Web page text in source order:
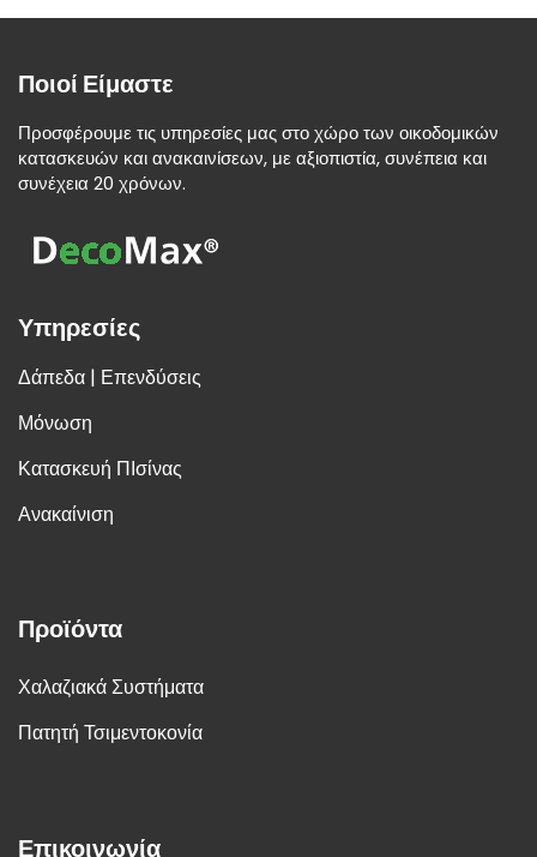
Ποιοί Είμαστε
Προσφέρουμε τις υπηρεσίες μας στο χώρο των οικοδομικών
κατασκευών και ανακαινίσεων, με αξιοπιστία, συνέπεια και
συνέχεια 20 χρόνων.
Υπηρεσίες
Δάπεδα | Επενδύσεις
Μόνωση
Κατασκευή ΠΙσίνας
Ανακαίνιση
Προϊόντα
Χαλαζιακά Συστήματα
Πατητή Τσιμεντοκονία
Επικοινωνία